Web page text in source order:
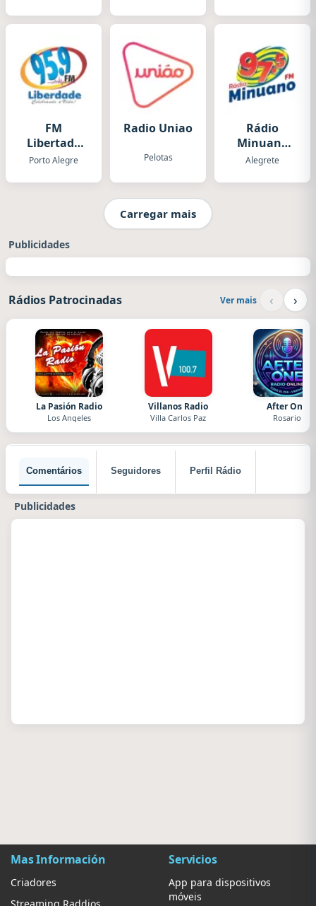
FM
Libertade
Bélem
Porto Alegre
Radio Uniao
Pelotas
Rádio
Minuano
FM
Alegrete
Carregar mais
Publicidades
Rádios Patrocinadas Ver mais ‹ ›
La Pasión Radio
Los Angeles
Villanos Radio
Villa Carlos Paz
After One
Rosario
Comentários Seguidores Perfil Rádio
Publicidades
Mas Información
Criadores
Streaming Raddios
Servicios
App para dispositivos
móveis